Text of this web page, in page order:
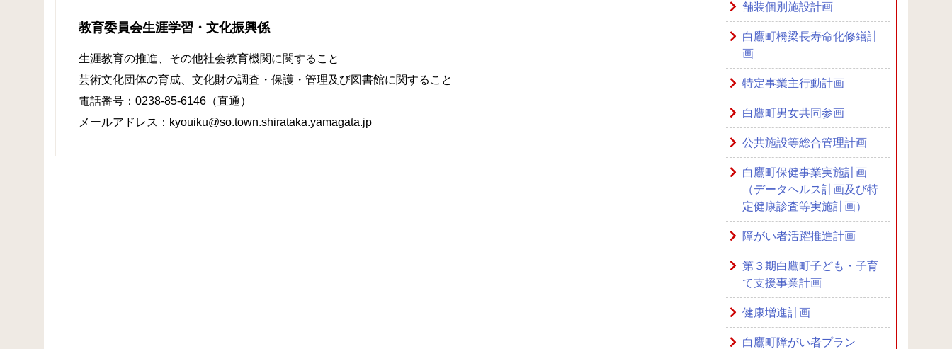
教育委員会生涯学習・文化振興係
生涯教育の推進、その他社会教育機関に関すること
芸術文化団体の育成、文化財の調査・保護・管理及び図書館に関すること
電話番号：0238-85-6146（直通）
メールアドレス：kyouiku@so.town.shirataka.yamagata.jp
舗装個別施設計画
白鷹町橋梁長寿命化修繕計
画
特定事業主行動計画
白鷹町男女共同参画
公共施設等総合管理計画
白鷹町保健事業実施計画
（データヘルス計画及び特
定健康診査等実施計画）
障がい者活躍推進計画
第３期白鷹町子ども・子育
て支援事業計画
健康増進計画
白鷹町障がい者プラン